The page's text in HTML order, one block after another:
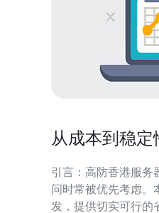
从成本到稳
引言：高防香港服务
问时常被优先考虑。
发，提供切实可行的